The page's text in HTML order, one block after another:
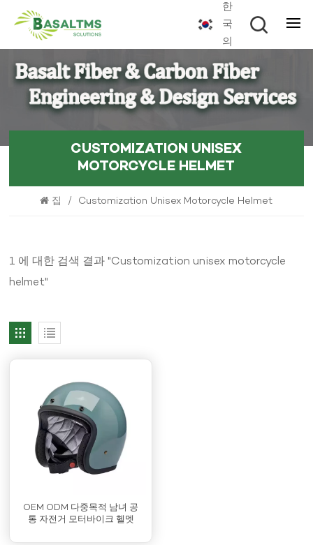
한
국
의
CUSTOMIZATION UNISEX
MOTORCYCLE HELMET
집 / Customization Unisex Motorcycle Helmet
1 에 대한 검색 결과 "Customization unisex motorcycle
helmet"
OEM ODM 다중목적 남녀 공
통 자전거 모터바이크 헬멧